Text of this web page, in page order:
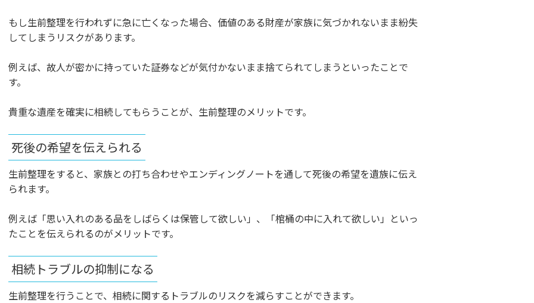
もし生前整理を行われずに急に亡くなった場合、価値のある財産が家族に気づかれないまま紛失
してしまうリスクがあります。
例えば、故人が密かに持っていた証券などが気付かないまま捨てられてしまうといったことで
す。
貴重な遺産を確実に相続してもらうことが、生前整理のメリットです。
死後の希望を伝えられる
生前整理をすると、家族との打ち合わせやエンディングノートを通して死後の希望を遺族に伝え
られます。
例えば「思い入れのある品をしばらくは保管して欲しい」、「棺桶の中に入れて欲しい」といっ
たことを伝えられるのがメリットです。
相続トラブルの抑制になる
生前整理を行うことで、相続に関するトラブルのリスクを減らすことができます。